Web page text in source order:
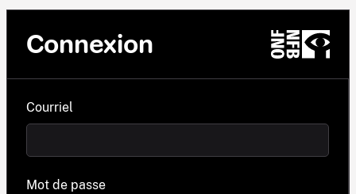
Connexion
Courriel
Mot de passe